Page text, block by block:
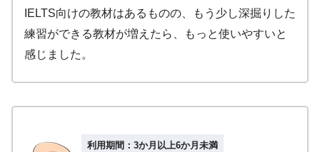
IELTS向けの教材はあるものの、もう少し深掘りした
練習ができる教材が増えたら、もっと使いやすいと
感じました。
利用期間：3か月以上6か月未満